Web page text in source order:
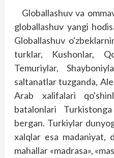
Globallashuv va
globallashuv yangi
Globallashuv
turklar, Kushonlar,
Temuriylar,
saltanatlar tuzganda,
Arab xalifalari
batalonlari
bergan. Turkiylar
xalqlar esa madaniyat,
mahallar «madrasa»,